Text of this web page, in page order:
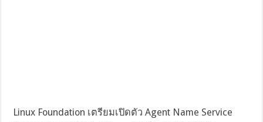
Linux Foundation เตรียมเปิดตัว Agent Name Service